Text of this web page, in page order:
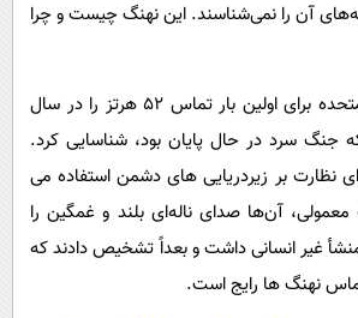
سیاست خارجی
آن را نمی‌شناسند. این نهنگ چیست و چرا
نیروی دریایی ایالات متحده برای اولین بار تماس ۵۲ هرتز را در سال
که جنگ سرد در حال پایان بود، شناسایی کرد.
نظارت بر زیردریایی های دشمن استفاده می
آن‌ها صدای ناله‌ای بلند و غمگین را
غیر انسانی داشت و بعداً تشخیص دادند که
نهنگ ها رایج است.